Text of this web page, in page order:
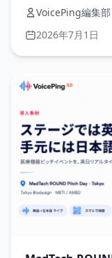
VoicePing編集部
2026年7月1日